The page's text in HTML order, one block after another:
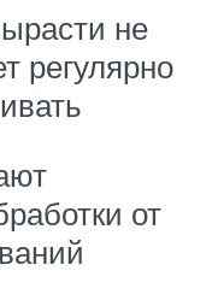
не
регулярно
от